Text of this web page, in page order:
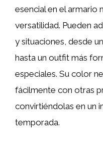
esencial en el armario
versatilidad. Pueden
y situaciones, desde
hasta un outfit más
especiales. Su color
fácilmente con otras
convirtiéndolas en un
temporada.